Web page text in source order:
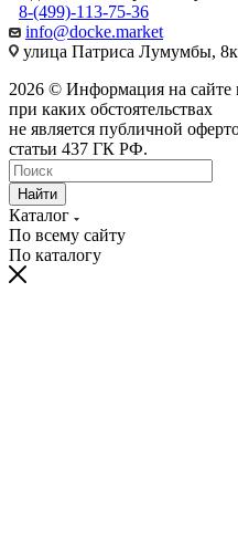
8-(499)-113-75-36
info@docke.market
улица Патриса Лумумбы,
2026 © Информация на сайте
при каких обстоятельствах
не является публичной
статьи 437 ГК РФ.
Найти
Каталог
По всему сайту
По каталогу